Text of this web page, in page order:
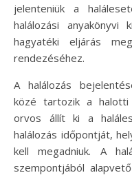
jelenteniük a
halálozási
hagyatéki eljárás
rendezéséhez.
A halálozás
közé tartozik a halotti
orvos állít ki a
halálozás időpontját,
kell megadniuk. A
szempontjából